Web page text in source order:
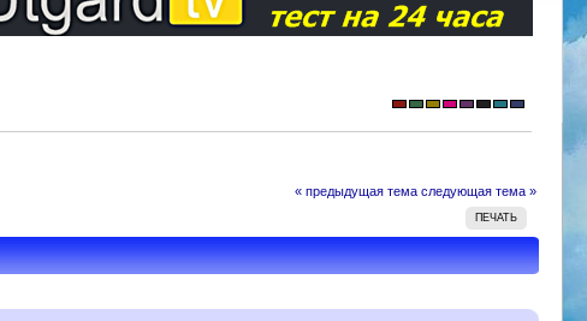
« предыдущая тема следующая тема »
ПЕЧАТЬ